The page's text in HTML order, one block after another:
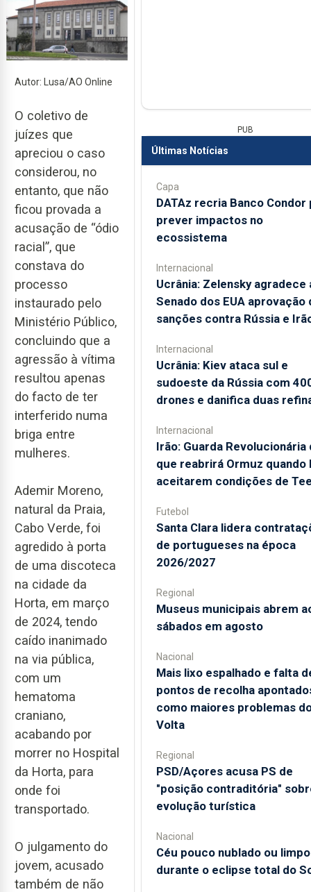
Autor: Lusa/AO Online
O coletivo de
juízes que
apreciou o caso
considerou, no
entanto, que não
ficou provada a
acusação de “ódio
racial”, que
constava do
processo
instaurado pelo
Ministério Público,
concluindo que a
agressão à vítima
resultou apenas
do facto de ter
interferido numa
briga entre
mulheres.
Ademir Moreno,
natural da Praia,
Cabo Verde, foi
agredido à porta
de uma discoteca
na cidade da
Horta, em março
de 2024, tendo
caído inanimado
na via pública,
com um
hematoma
craniano,
acabando por
morrer no Hospital
da Horta, para
onde foi
transportado.
O julgamento do
jovem, acusado
também de não
PUB
Últimas Notícias
Capa
DATAz recria Banco Condor
prever impactos no
ecossistema
Internacional
Ucrânia: Zelensky agradece
Senado dos EUA aprovação
sanções contra Rússia e
Internacional
Ucrânia: Kiev ataca sul e
sudoeste da Rússia com
drones e danifica duas
Internacional
Irão: Guarda Revolucionária
que reabrirá Ormuz quando
aceitarem condições de
Futebol
Santa Clara lidera
de portugueses na época
2026/2027
Regional
Museus municipais abrem
sábados em agosto
Nacional
Mais lixo espalhado e falta
pontos de recolha
como maiores problemas
Volta
Regional
PSD/Açores acusa PS de
"posição contraditória"
evolução turística
Nacional
Céu pouco nublado ou limpo
durante o eclipse total do